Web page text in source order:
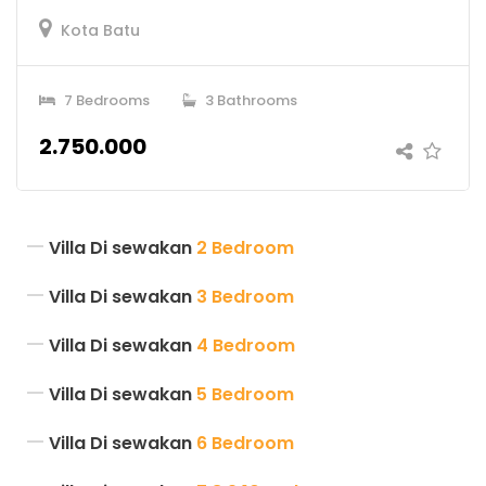
lunas dan di kirimkan via email.
tukarkan dengan kunci villa )
082234335585
/ Pin Bb 2BB6B9FF
Rental Overview
Kota Batu
7 Bedrooms 3 Bathrooms
2.750.000
Villa Di sewakan 2 Bedroom
Villa Di sewakan 3 Bedroom
Villa Di sewakan 4 Bedroom
Villa Di sewakan 5 Bedroom
Villa Di sewakan 6 Bedroom